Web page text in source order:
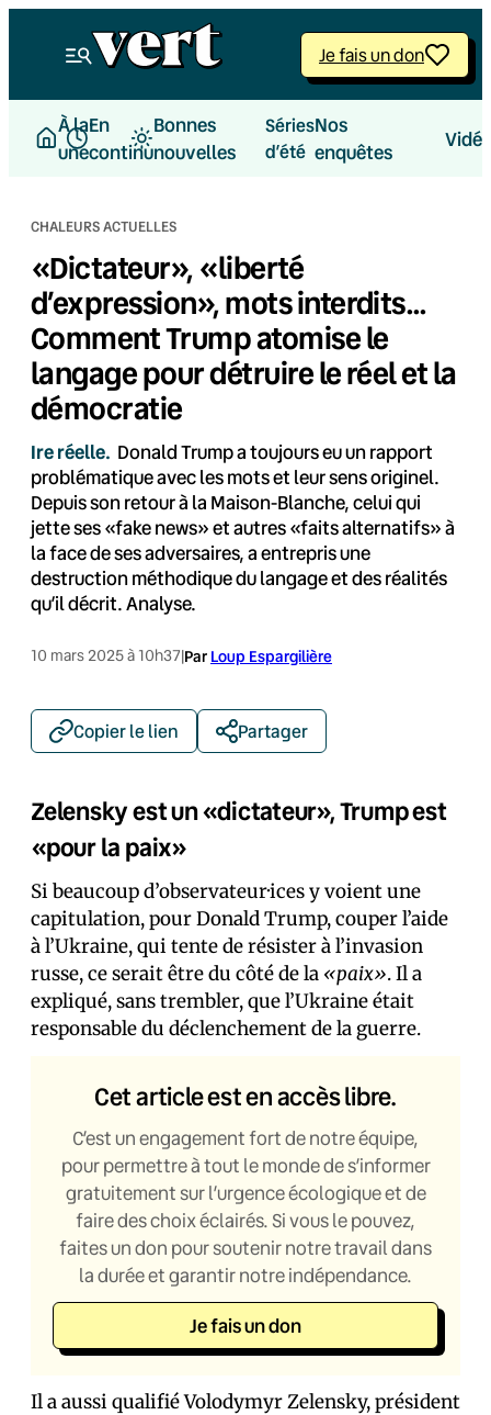
Je fais un don
À la
une
En
continu
Bonnes
nouvelles
Séries
d’été
Nos
enquêtes
CHALEURS ACTUELLES
«Dictateur», «liberté
d’expression», mots interdits…
Comment Trump atomise le
langage pour détruire le réel et la
démocratie
Ire réelle. Donald Trump a toujours eu un rapport
problématique avec les mots et leur sens originel.
Depuis son retour à la Maison-Blanche, celui qui
jette ses «fake news» et autres «faits alternatifs» à
la face de ses adversaires, a entrepris une
destruction méthodique du langage et des réalités
qu’il décrit. Analyse.
10 mars 2025 à 10h37|Par Loup Espargilière
Copier le lien Partager
Zelensky est un «dictateur», Trump est
«pour la paix»
Si beaucoup d’observateur·ices y voient une
capitulation, pour Donald Trump, couper l’aide
à l’Ukraine, qui tente de résister à l’invasion
russe, ce serait être du côté de la «paix». Il a
expliqué, sans trembler, que l’Ukraine était
responsable du déclenchement de la guerre.
Cet article est en accès libre.
C’est un engagement fort de notre équipe,
pour permettre à tout le monde de s’informer
gratuitement sur l’urgence écologique et de
faire des choix éclairés. Si vous le pouvez,
faites un don pour soutenir notre travail dans
la durée et garantir notre indépendance.
Je fais un don
Il a aussi qualifié Volodymyr Zelensky, président